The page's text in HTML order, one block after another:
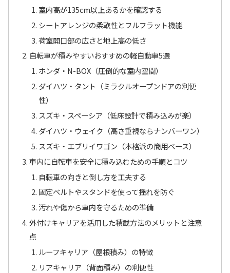
室内高が135cm以上あるかを確認する
シートアレンジの柔軟性とフルフラット機能
荷室開口部の広さと地上高の低さ
自転車が積みやすいおすすめの軽自動車5選
ホンダ・N-BOX（圧倒的な室内空間）
ダイハツ・タント（ミラクルオープンドアの利便
性）
スズキ・スペーシア（低床設計で積み込みが楽）
ダイハツ・ウェイク（高さ重視ならナンバーワン）
スズキ・エブリイワゴン（本格派の商用ベース）
車内に自転車を安全に積み込むための手順とコツ
自転車の向きと倒し方を工夫する
固定ベルトやスタンドを使って揺れを防ぐ
汚れや傷から車内を守るための準備
外付けキャリアを活用した積載方法のメリットと注意
点
ルーフキャリア（屋根積み）の特徴
リアキャリア（背面積み）の利便性